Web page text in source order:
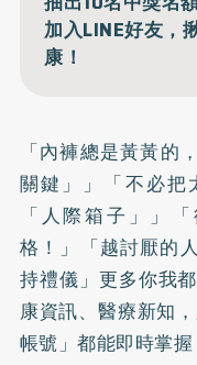
加入LINE好友，
康！
「內褲總是黃黃的
關鍵」
」「不必把
「人際箱子」
」「
格！ 」「越討厭的
持禮儀 」更多你我
康資訊、醫療新知
帳號」都能即時掌握